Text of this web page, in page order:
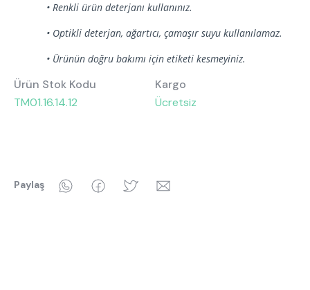
• Renkli ürün deterjanı kullanınız.
• Optikli deterjan, ağartıcı, çamaşır suyu kullanılamaz.
• Ürünün doğru bakımı için etiketi kesmeyiniz.
Ürün Stok Kodu
TM01.16.14.12
Kargo
Ücretsiz
Paylaş WhatsAppFacebookTwitter